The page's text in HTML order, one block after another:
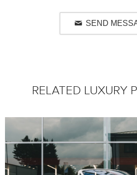
SEND
RELATED LUXURY